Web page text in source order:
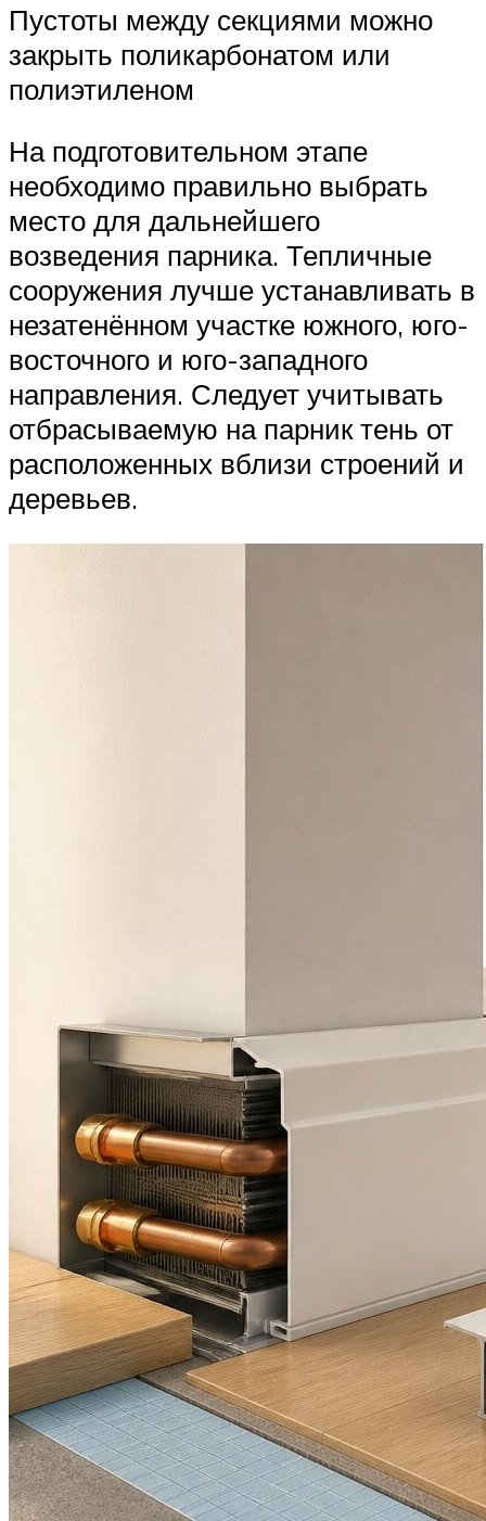
Пустоты между секциями можно
закрыть поликарбонатом или
полиэтиленом
На подготовительном этапе
необходимо правильно выбрать
место для дальнейшего
возведения парника. Тепличные
сооружения лучше устанавливать в
незатенённом участке южного, юго-
восточного и юго-западного
направления. Следует учитывать
отбрасываемую на парник тень от
расположенных вблизи строений и
деревьев.